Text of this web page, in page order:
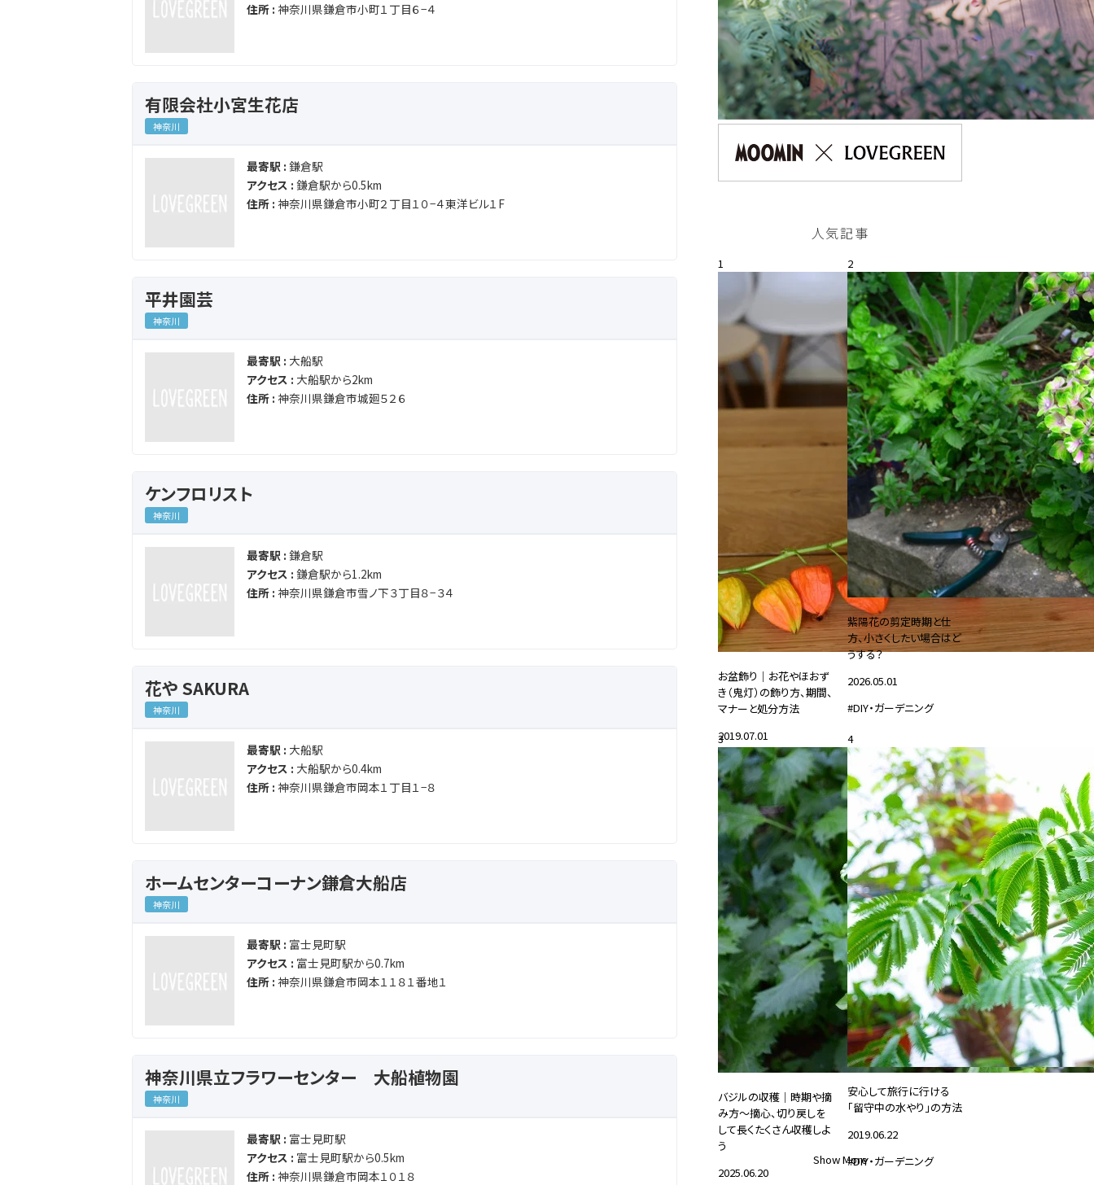
住所 : 神奈川県鎌倉市小町１丁目６−４
有限会社小宮生花店
神奈川
最寄駅 : 鎌倉駅
アクセス : 鎌倉駅から0.5km
住所 : 神奈川県鎌倉市小町２丁目１０−４東洋ビル１F
平井園芸
神奈川
最寄駅 : 大船駅
アクセス : 大船駅から2km
住所 : 神奈川県鎌倉市城廻５２６
ケンフロリスト
神奈川
最寄駅 : 鎌倉駅
アクセス : 鎌倉駅から1.2km
住所 : 神奈川県鎌倉市雪ノ下３丁目８−３４
花や SAKURA
神奈川
最寄駅 : 大船駅
アクセス : 大船駅から0.4km
住所 : 神奈川県鎌倉市岡本１丁目１−８
ホームセンターコーナン鎌倉大船店
神奈川
最寄駅 : 富士見町駅
アクセス : 富士見町駅から0.7km
住所 : 神奈川県鎌倉市岡本１１８１番地１
神奈川県立フラワーセンター 大船植物園
神奈川
最寄駅 : 富士見町駅
アクセス : 富士見町駅から0.5km
住所 : 神奈川県鎌倉市岡本１０１８
人気記事
1
お盆飾り｜お花やほおず
き（鬼灯）の飾り方、期間、
マナーと処分方法
2019.07.01
#花と暮らす
2
紫陽花の剪定時期と仕
方、小さくしたい場合はど
うする？
2026.05.01
#DIY・ガーデニング
3
バジルの収穫｜時期や摘
み方～摘心、切り戻しを
して長くたくさん収穫しよ
う
2025.06.20
4
安心して旅行に行ける
「留守中の水やり」の方法
2019.06.22
#DIY・ガーデニング
Show More